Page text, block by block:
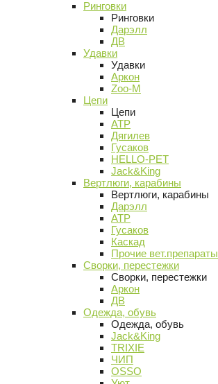
Ринговки
Ринговки
Дарэлл
ДВ
Удавки
Удавки
Аркон
Zoo-M
Цепи
Цепи
АТР
Дягилев
Гусаков
HELLO-PET
Jack&King
Вертлюги, карабины
Вертлюги, карабины
Дарэлл
АТР
Гусаков
Каскад
Прочие вет.препараты
Сворки, перестежки
Сворки, перестежки
Аркон
ДВ
Одежда, обувь
Одежда, обувь
Jack&King
TRIXIE
ЧИП
OSSO